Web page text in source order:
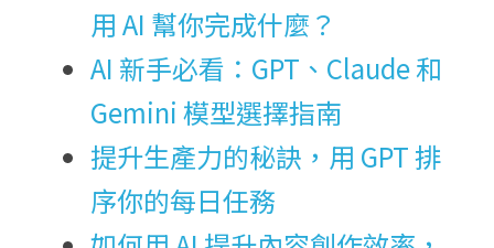
用 AI 幫你完成什麼？
AI 新手必看：GPT、Claude 和
Gemini 模型選擇指南
提升生產力的秘訣，用 GPT 排
序你的每日任務